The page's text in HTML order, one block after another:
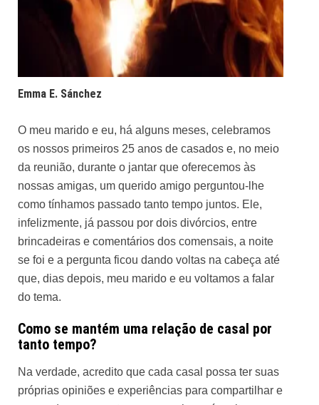
Emma E. Sánchez
O meu marido e eu, há alguns meses, celebramos
os nossos primeiros 25 anos de casados e, no meio
da reunião, durante o jantar que oferecemos às
nossas amigas, um querido amigo perguntou-lhe
como tínhamos passado tanto tempo juntos. Ele,
infelizmente, já passou por dois divórcios, entre
brincadeiras e comentários dos comensais, a noite
se foi e a pergunta ficou dando voltas na cabeça até
que, dias depois, meu marido e eu voltamos a falar
do tema.
Como se mantém uma relação de casal por
tanto tempo?
Na verdade, acredito que cada casal possa ter suas
próprias opiniões e experiências para compartilhar e